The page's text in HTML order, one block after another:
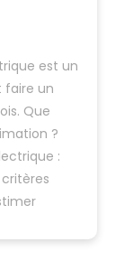
est un
faire un
Que
?
: